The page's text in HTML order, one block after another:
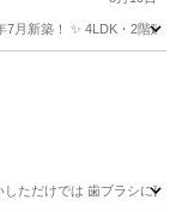
月新築！ ✨ 4LDK・2階
ただけでは 歯ブラシに